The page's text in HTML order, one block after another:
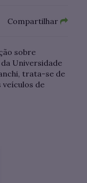
Compartilhar
sobre
Universidade
trata-se de
de